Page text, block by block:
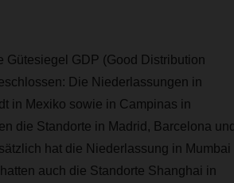
Gütesiegel GDP (Good Distribution
Die Niederlassungen in
in Mexiko sowie in Campinas in
die Standorte in Madrid, Barcelona und
hat die Niederlassung in Mumbai
auch die Standorte Shanghai in